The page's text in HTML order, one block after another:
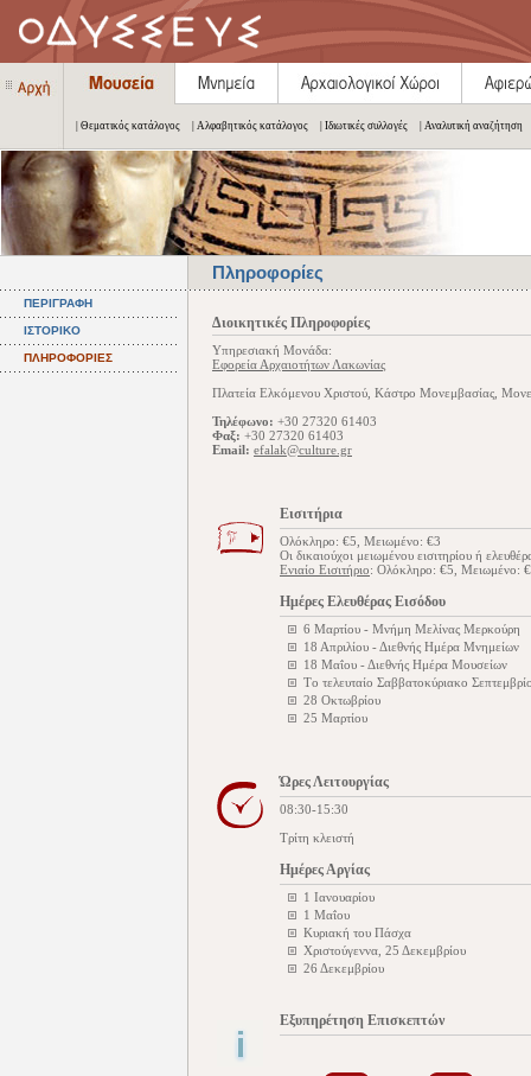
| Θεματικός κατάλογος | Αλφαβητικός κατάλογος | Ιδιωτικές συλλογές | Αναλυτική αναζήτηση
Πληροφορίες
ΠΕΡΙΓΡΑΦΗ
ΙΣΤΟΡΙΚΟ
ΠΛΗΡΟΦΟΡΙΕΣ
Διοικητικές Πληροφορίες
Υπηρεσιακή Μονάδα:
Εφορεία Αρχαιοτήτων Λακωνίας
Πλατεία Ελκόμενου Χριστού, Κάστρο Μονεμβασίας,
Τηλέφωνο: +30 27320 61403
Φαξ: +30 27320 61403
Email: efalak@culture.gr
Εισιτήρια
Ολόκληρο: €5, Μειωμένο: €3
Οι δικαιούχοι μειωμένου εισιτηρίου ή
Ενιαίο Εισιτήριο: Ολόκληρο: €5, Μειωμένο:
Ημέρες Ελευθέρας Εισόδου
6 Μαρτίου - Μνήμη Μελίνας Μερκούρη
18 Απριλίου - Διεθνής Ημέρα Μνημείων
18 Μαΐου - Διεθνής Ημέρα Μουσείων
Tο τελευταίο Σαββατοκύριακο
28 Οκτωβρίου
25 Μαρτίου
Ώρες Λειτουργίας
08:30-15:30
Τρίτη κλειστή
Ημέρες Αργίας
1 Ιανουαρίου
1 Μαΐου
Κυριακή του Πάσχα
Χριστούγεννα, 25 Δεκεμβρίου
26 Δεκεμβρίου
Εξυπηρέτηση Επισκεπτών